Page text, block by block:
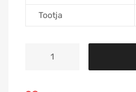
Tootja